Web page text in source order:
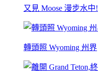
又見 Moose 漫步水中!
轉頭照 Wyoming 州界